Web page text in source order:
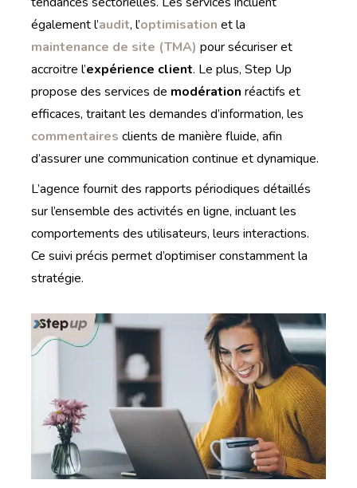
également l’audit, l’optimisation et la
maintenance de site (TMA) pour sécuriser et
accroitre l’expérience client. Le plus, Step Up
propose des services de modérationréactifs et
efficaces, traitant les demandes d’information, les
commentaires clients de manière fluide, afin
d’assurer une communication continue et dynamique.
L’agence fournit des rapports périodiques détaillés
sur l’ensemble des activités en ligne, incluant les
comportements des utilisateurs, leurs interactions.
Ce suivi précis permet d’optimiser constamment la
stratégie.